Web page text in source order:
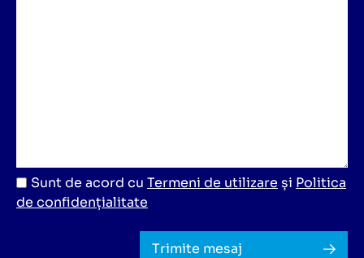
Sunt de acord cu Termeni de utilizare și Politica
de confidențialitate
Trimite mesaj